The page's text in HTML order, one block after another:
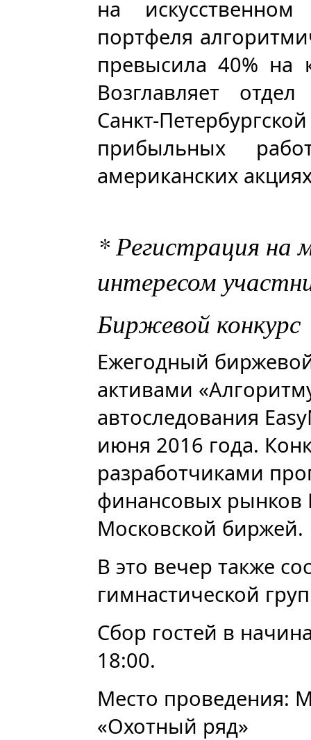
на искусственном
портфеля
превысила 40% на
Возглавляет
Санкт-
прибыльных
американских
* Регистрация на
интересом
Биржевой конкурс
Ежегодный
активами
автоследования
июня 2016 года.
разработчиками
финансовых рынков
Московской биржей.
В это вечер также
гимнастической
Сбор гостей в
18:00.
Место проведения:
«Охотный ряд»